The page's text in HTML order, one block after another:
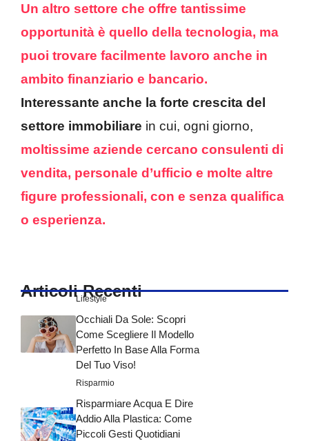
Un altro settore che offre tantissime
opportunità è quello della tecnologia, ma
puoi trovare facilmente lavoro anche in
ambito finanziario e bancario.
Interessante anche la forte crescita del
settore immobiliare in cui, ogni giorno,
moltissime aziende cercano consulenti di
vendita, personale d’ufficio e molte altre
figure professionali, con e senza qualifica
o esperienza.
Articoli Recenti
Lifestyle
Occhiali Da Sole: Scopri
Come Scegliere Il Modello
Perfetto In Base Alla Forma
Del Tuo Viso!
Risparmio
Risparmiare Acqua E Dire
Addio Alla Plastica: Come
Piccoli Gesti Quotidiani